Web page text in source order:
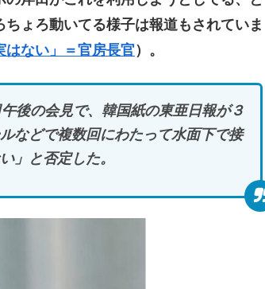
ょろ動いてる様子は報道もされていま
はない」＝官房長官）。
後の会見で、韓国紙の東亜日報が３
などで複数回にわたって水面下で接
」と否定した。